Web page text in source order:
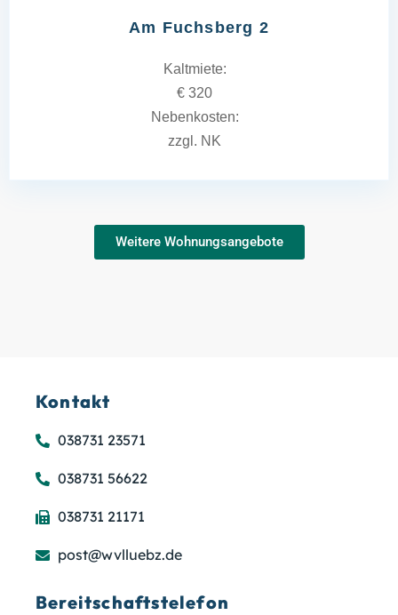
Am Fuchsberg 2
Kaltmiete:
€ 320
Nebenkosten:
zzgl. NK
Weitere Wohnungsangebote
Kontakt
038731 23571
038731 56622
038731 21171
post@wvlluebz.de
Bereitschaftstelefon